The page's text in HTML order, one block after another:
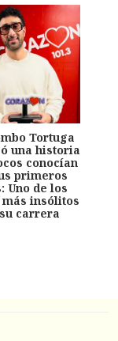
Tortuga
una historia
conocían
primeros
Uno de los
más insólitos
carrera